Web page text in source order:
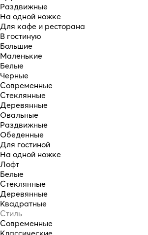
Раздвижные
На одной ножке
Для кафе и ресторана
В гостиную
Большие
Маленькие
Белые
Черные
Современные
Стеклянные
Деревянные
Овальные
Раздвижные
Обеденные
Для гостиной
На одной ножке
Лофт
Белые
Стеклянные
Деревянные
Квадратные
Стиль
Современные
Классические